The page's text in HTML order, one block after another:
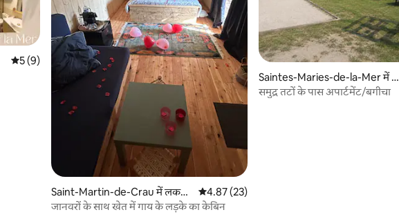
औसत रेटिंग 5 में से 5, 9 समीक्षाएँ
5 (9)
Saint-Martin-de-Crau में लकड़ी
का केबिन
औसत रेटिंग 5 में से 4.87, 23 समीक्षाएँ
4.87 (23)
जानवरों के साथ खेत में गाय के लड़के का केबिन
Saintes-Maries-de-la-Mer में ल
कड़ी का केबिन
समुद्र तटों के पास अपार्टमेंट/बगीचा